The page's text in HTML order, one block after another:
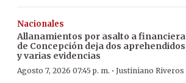
Nacionales
Allanamientos por asalto a financiera
de Concepción deja dos aprehendidos
y varias evidencias
Agosto 7, 2026 07:45 p. m. · Justiniano Riveros